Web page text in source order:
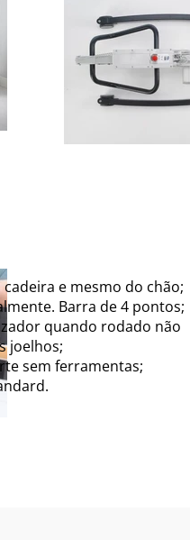
e mesmo do chão;
Barra de 4 pontos;
quando rodado não
joelhos;
sem ferramentas;